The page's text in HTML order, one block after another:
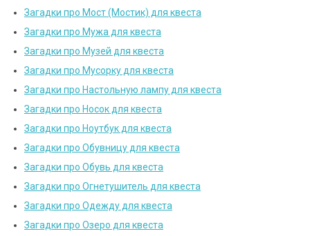
Загадки про Мост (Мостик) для квеста
Загадки про Мужа для квеста
Загадки про Музей для квеста
Загадки про Мусорку для квеста
Загадки про Настольную лампу для квеста
Загадки про Носок для квеста
Загадки про Ноутбук для квеста
Загадки про Обувницу для квеста
Загадки про Обувь для квеста
Загадки про Огнетушитель для квеста
Загадки про Одежду для квеста
Загадки про Озеро для квеста